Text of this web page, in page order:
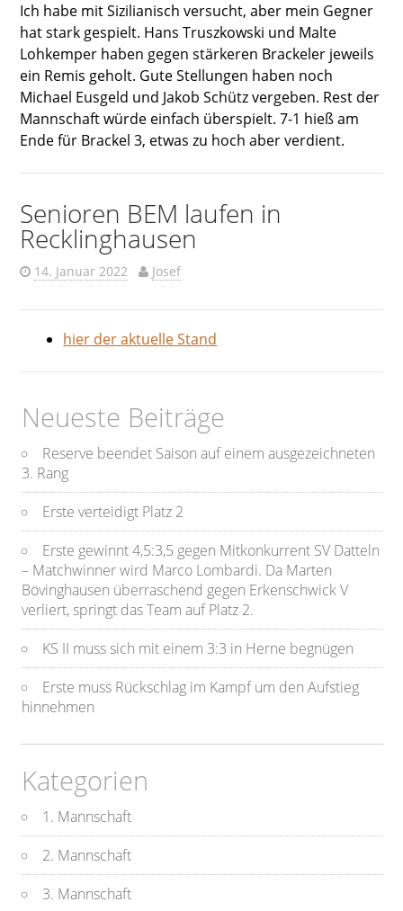
Ich habe mit Sizilianisch versucht, aber mein Gegner
hat stark gespielt. Hans Truszkowski und Malte
Lohkemper haben gegen stärkeren Brackeler jeweils
ein Remis geholt. Gute Stellungen haben noch
Michael Eusgeld und Jakob Schütz vergeben. Rest der
Mannschaft würde einfach überspielt. 7-1 hieß am
Ende für Brackel 3, etwas zu hoch aber verdient.
Senioren BEM laufen in
Recklinghausen
14. Januar 2022 Josef
hier der aktuelle Stand
Neueste Beiträge
Reserve beendet Saison auf einem ausgezeichneten
3. Rang
Erste verteidigt Platz 2
Erste gewinnt 4,5:3,5 gegen Mitkonkurrent SV Datteln
– Matchwinner wird Marco Lombardi. Da Marten
Bövinghausen überraschend gegen Erkenschwick V
verliert, springt das Team auf Platz 2.
KS II muss sich mit einem 3:3 in Herne begnügen
Erste muss Rückschlag im Kampf um den Aufstieg
hinnehmen
Kategorien
1. Mannschaft
2. Mannschaft
3. Mannschaft